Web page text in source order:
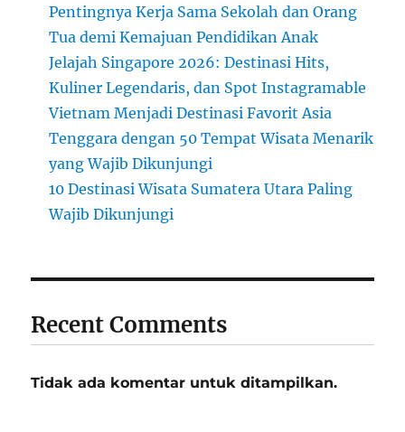
Pentingnya Kerja Sama Sekolah dan Orang
Tua demi Kemajuan Pendidikan Anak
Jelajah Singapore 2026: Destinasi Hits,
Kuliner Legendaris, dan Spot Instagramable
Vietnam Menjadi Destinasi Favorit Asia
Tenggara dengan 50 Tempat Wisata Menarik
yang Wajib Dikunjungi
10 Destinasi Wisata Sumatera Utara Paling
Wajib Dikunjungi
Recent Comments
Tidak ada komentar untuk ditampilkan.